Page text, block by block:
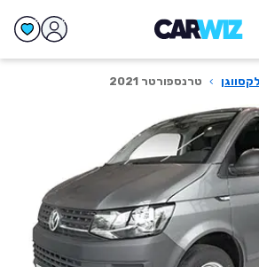
› טרנספורטר 2021